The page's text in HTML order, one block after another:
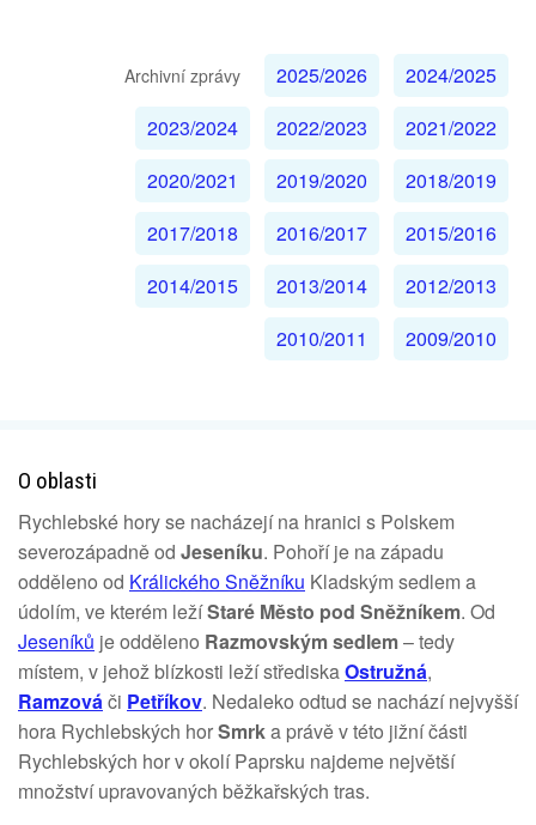
Archivní zprávy 2025/2026
2024/2025
2023/2024
2022/2023
2021/2022
2020/2021
2019/2020
2018/2019
2017/2018
2016/2017
2015/2016
2014/2015
2013/2014
2012/2013
2010/2011
2009/2010
O oblasti
Rychlebské hory se nacházejí na hranici s Polskem
severozápadně od Jeseníku. Pohoří je na západu
odděleno od Králického Sněžníku Kladským sedlem a
údolím, ve kterém ležíStaré Město pod Sněžníkem. Od
Jeseníků je odděleno Razmovským sedlem– tedy
místem, v jehož blízkosti leží střediskaOstružná,
Ramzováči Petříkov. Nedaleko odtud se nachází nejvyšší
hora Rychlebských horSmrka právě v této jižní části
Rychlebských hor v okolí Paprsku najdeme největší
množství upravovaných běžkařských tras.